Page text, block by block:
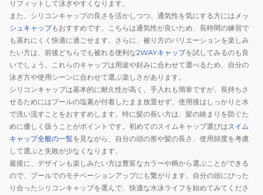
りフィットして泳ぎやすくなります。
また、シリコンキャップの良さを活かしつつ、通気性を気にする方には メッ
シュキャップもおすすめです。こちらは通気性が良いため、長時間の練習で
も蒸れにくく快適に過ごせます。さらに、被り方のバリエーションを楽しみ
たい方は、前後どちらでも被れる便利な2WAYキャップを試してみるのも良
いでしょう。これらのキャップは用途や好みに合わせて選べるため、自分の
泳ぎ方や使用シーンに合わせて選ぶ楽しさがあります。
シリコンキャップは基本的に耐久性が高く、手入れも簡単ですが、長持ちさ
せるためにはプールの塩素が付着したまま放置せず、使用後はしっかりと水
で洗い流すことをおすすめします。特に髪の長い方は、髪の絡まりを防ぐた
めに優しく扱うことがポイントです。初めてのスイムキャップ選びはスイム
キャップ全般の一覧を見ながら、自分の頭の形や髪の長さ、使用頻度を考慮
して選ぶと失敗が少なくなります。
最後に、デザインも楽しみたい方は豊富なカラーや柄から選ぶことができる
ので、プールでのモチベーションアップにも繋がります。自分の頭にぴった
り合ったシリコンキャップを選んで、快適な水泳ライフを始めてみてくださ